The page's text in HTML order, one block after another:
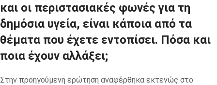
και οι περιστασιακές φωνές για τη
δημόσια υγεία, είναι κάποια από τα
θέματα που έχετε εντοπίσει. Πόσα και
ποια έχουν αλλάξει;
Στην προηγούμενη ερώτηση αναφέρθηκα εκτενώς στο